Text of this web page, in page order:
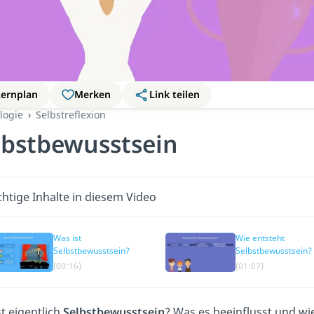
Merken
Link teilen
Selbstreflexion
Inhalte in diesem Video
Was ist
Selbstbewusstsein?
(00:16)
Wie entsteht
Selbstbewusstsein?
(01:07)